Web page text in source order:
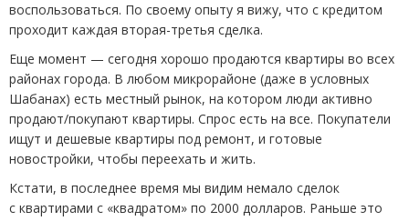
воспользоваться. По своему опыту я вижу, что с кредитом
проходит каждая вторая-третья сделка.
Еще момент — сегодня хорошо продаются квартиры во всех
районах города. В любом микрорайоне (даже в условных
Шабанах) есть местный рынок, на котором люди активно
продают/покупают квартиры. Спрос есть на все. Покупатели
ищут и дешевые квартиры под ремонт, и готовые
новостройки, чтобы переехать и жить.
Кстати, в последнее время мы видим немало сделок
с квартирами с «квадратом» по 2000 долларов. Раньше это